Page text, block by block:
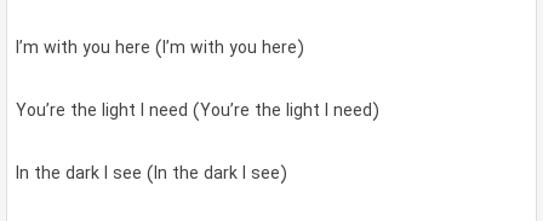
I’m with you here (I’m with you here)
You’re the light I need (You’re the light I need)
In the dark I see (In the dark I see)